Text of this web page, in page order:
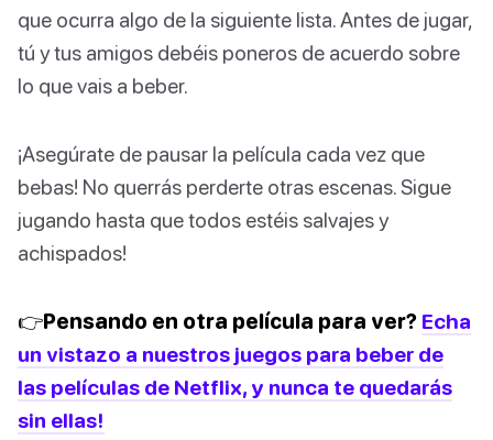
que ocurra algo de la siguiente lista. Antes de jugar,
tú y tus amigos debéis poneros de acuerdo sobre
lo que vais a beber.
¡Asegúrate de pausar la película cada vez que
bebas! No querrás perderte otras escenas. Sigue
jugando hasta que todos estéis salvajes y
achispados!
👉Pensando en otra película para ver? Echa
un vistazo a nuestros juegos para beber de
las películas de Netflix, y nunca te quedarás
sin ellas!